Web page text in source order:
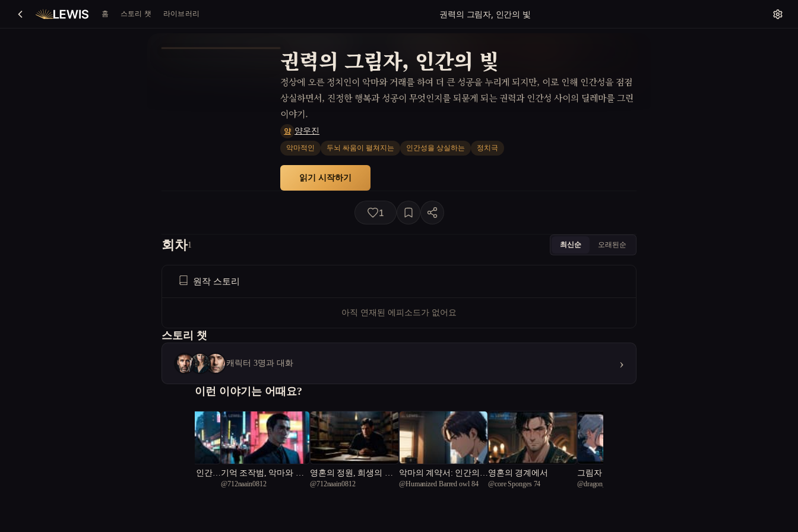
홈 스토리 챗 라이브러리 권력의 그림자, 인간의 빛
권력의 그림자, 인간의 빛
정상에 오른 정치인이 악마와 거래를 하여 더 큰 성공을 누리게 되지만, 이로 인해 인간성을 점점
상실하면서, 진정한 행복과 성공이 무엇인지를 되묻게 되는 권력과 인간성 사이의 딜레마를 그린
이야기.
양 양우진
악마적인 두뇌 싸움이 펼쳐지는 인간성을 상실하는 정치극
읽기 시작하기
1
회차1 최신순 오래된순
원작 스토리
아직 연재된 에피소드가 없어요
스토리 챗
캐릭터 3명과 대화 ›
이런 이야기는 어때요?
데이터가 된 사랑 인간이기억 조작범, 악마와 계
약했다
@712naain0812
영혼의 정원, 희생의 비
밀
@712naain0812
악마의 계약서: 인간의
가면
@Humanized Barred owl 84
영혼의 경계에서
@core Sponges 74
그림자 속 진실의 전쟁
@dragon_K